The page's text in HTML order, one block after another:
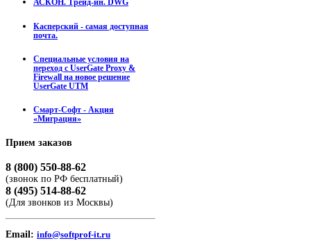
АСКОН. Трейд-ин. DWG
Касперский - самая доступная
почта.
Специальные условия на
переход с UserGate Proxy &
Firewall на новое решение
UserGate UTM
Смарт-Софт - Акция
«Миграция»
Прием заказов
8 (800) 550-88-62
(звонок по РФ бесплатный)
8 (495) 514-88-62
(Для звонков из Москвы)
Email: info@softprof-it.ru